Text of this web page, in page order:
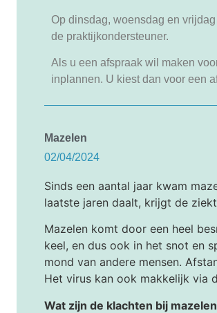
Op dinsdag, woensdag en
de praktijkondersteuner.
Als u een afspraak wil maken
inplannen. U kiest dan voor een
Mazelen
02/04/2024
Sinds een aantal jaar kwam
laatste jaren daalt, krijgt de
Mazelen komt door een heel
keel, en dus ook in het snot en
mond van andere mensen.
Het virus kan ook makkelijk via
Wat zijn de klachten bij